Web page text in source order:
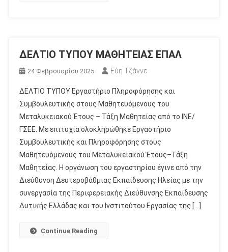
ΔΕΛΤΙΟ ΤΥΠΟΥ ΜΑΘΗΤΕΙΑΣ ΕΠΑΛ
24 Φεβρουαρίου 2025 Εύη Τζάννε
ΔΕΛΤΙΟ ΤΥΠΟΥ Εργαστήριο Πληροφόρησης και
Συμβουλευτικής στους Μαθητευόμενους του
Μεταλυκειακού Έτους – Τάξη Μαθητείας από το ΙΝΕ/
ΓΣΕΕ. Με επιτυχία ολοκληρώθηκε Εργαστήριο
Συμβουλευτικής και Πληροφόρησης στους
Μαθητευόμενους του Μεταλυκειακού Έτους–Τάξη
Μαθητείας. Η οργάνωση του εργαστηρίου έγινε από την
Διεύθυνση Δευτεροβάθμιας Εκπαίδευσης Ηλείας με την
συνεργασία της Περιφερειακής Διεύθυνσης Εκπαίδευσης
Δυτικής Ελλάδας και του Ινστιτούτου Εργασίας της […]
Continue Reading